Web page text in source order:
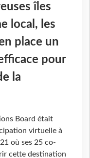
îles
local, les
place un
pour
la
Board était
virtuelle à
où ses 25 co-
cette destination